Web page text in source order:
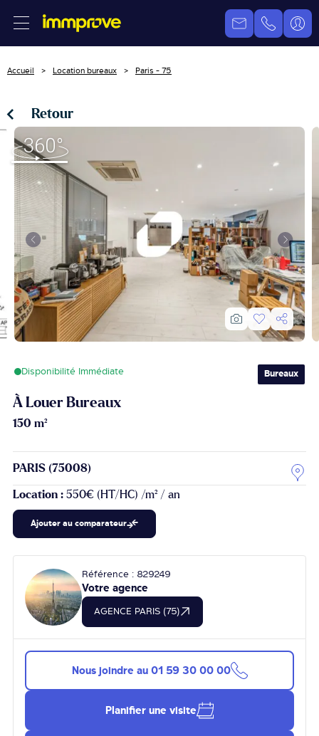
Accueil Location bureaux Paris - 75
Retour
Disponibilité Immédiate Bureaux
À Louer Bureaux
150 m²
PARIS (75008)
Location : 550€ (HT/HC) /m² / an
Ajouter au comparateur
Référence : 829249
Votre agence
AGENCE PARIS (75)
Nous joindre au 01 59 30 00 00
Planifier une visite